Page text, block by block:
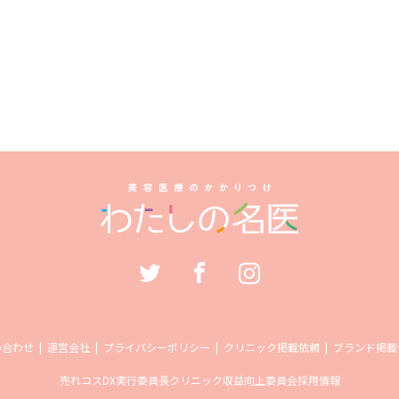
わせ 運営会社 プライバシーポリシー クリニック掲載依頼 ブランド掲
売れコスDX実行委員長クリニック収益向上委員会採用情報